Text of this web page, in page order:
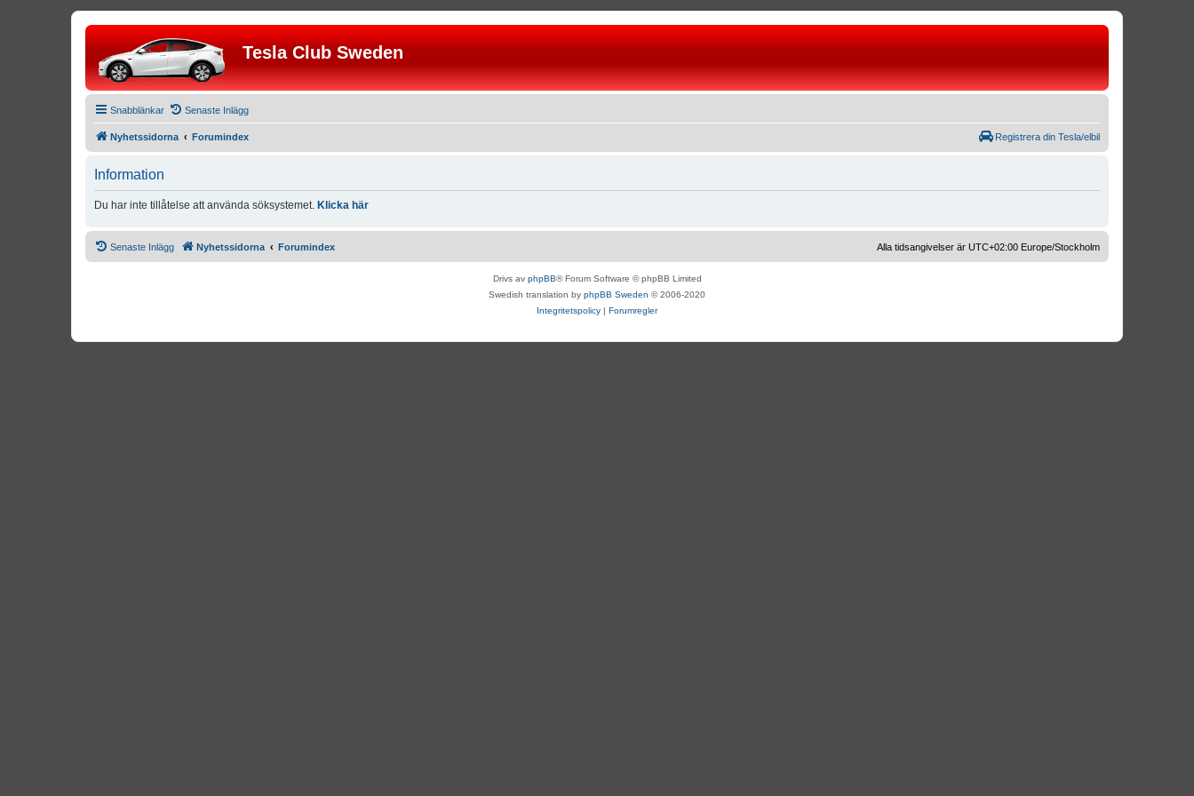
Tesla Club Sweden
Snabblänkar Senaste Inlägg
Nyhetssidorna Forumindex Registrera din Tesla/elbil
Information
Du har inte tillåtelse att använda söksystemet. Klicka här
Senaste Inlägg Nyhetssidorna Forumindex Alla tidsangivelser är UTC+02:00 Europe/Stockholm
Drivs av phpBB® Forum Software © phpBB Limited
Swedish translation by phpBB Sweden © 2006-2020
Integritetspolicy | Forumregler